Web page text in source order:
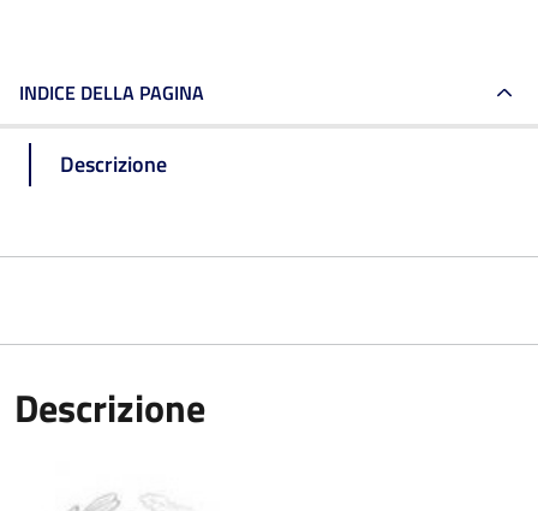
INDICE DELLA PAGINA
Descrizione
Descrizione